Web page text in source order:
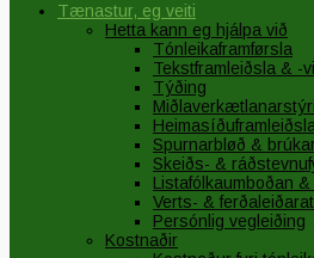
Tænastur, eg veiti
Hetta kann eg hjálpa við
Tónleikaframførsla
Tekstframleiðsla & -
Týðing
Spurnarbløð &
Skeiðs- &
Listafólkaumboðan
Verts- &
Persónlig vegleiðing
Kostnaðir